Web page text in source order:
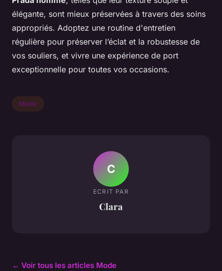
élégante, sont mieux préservées à travers des soins
appropriés. Adoptez une routine d'entretien
régulière pour préserver l’éclat et la robustesse de
vos souliers, et vivre une expérience de port
exceptionnelle pour toutes vos occasions.
Mode
C
ECRIT PAR
Clara
← Voir tous les articles Mode